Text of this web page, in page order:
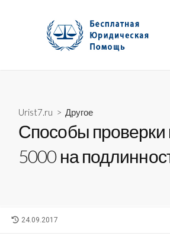
Urist7.ru > Другое
Способы
5000 на
LAST
24.09.2017